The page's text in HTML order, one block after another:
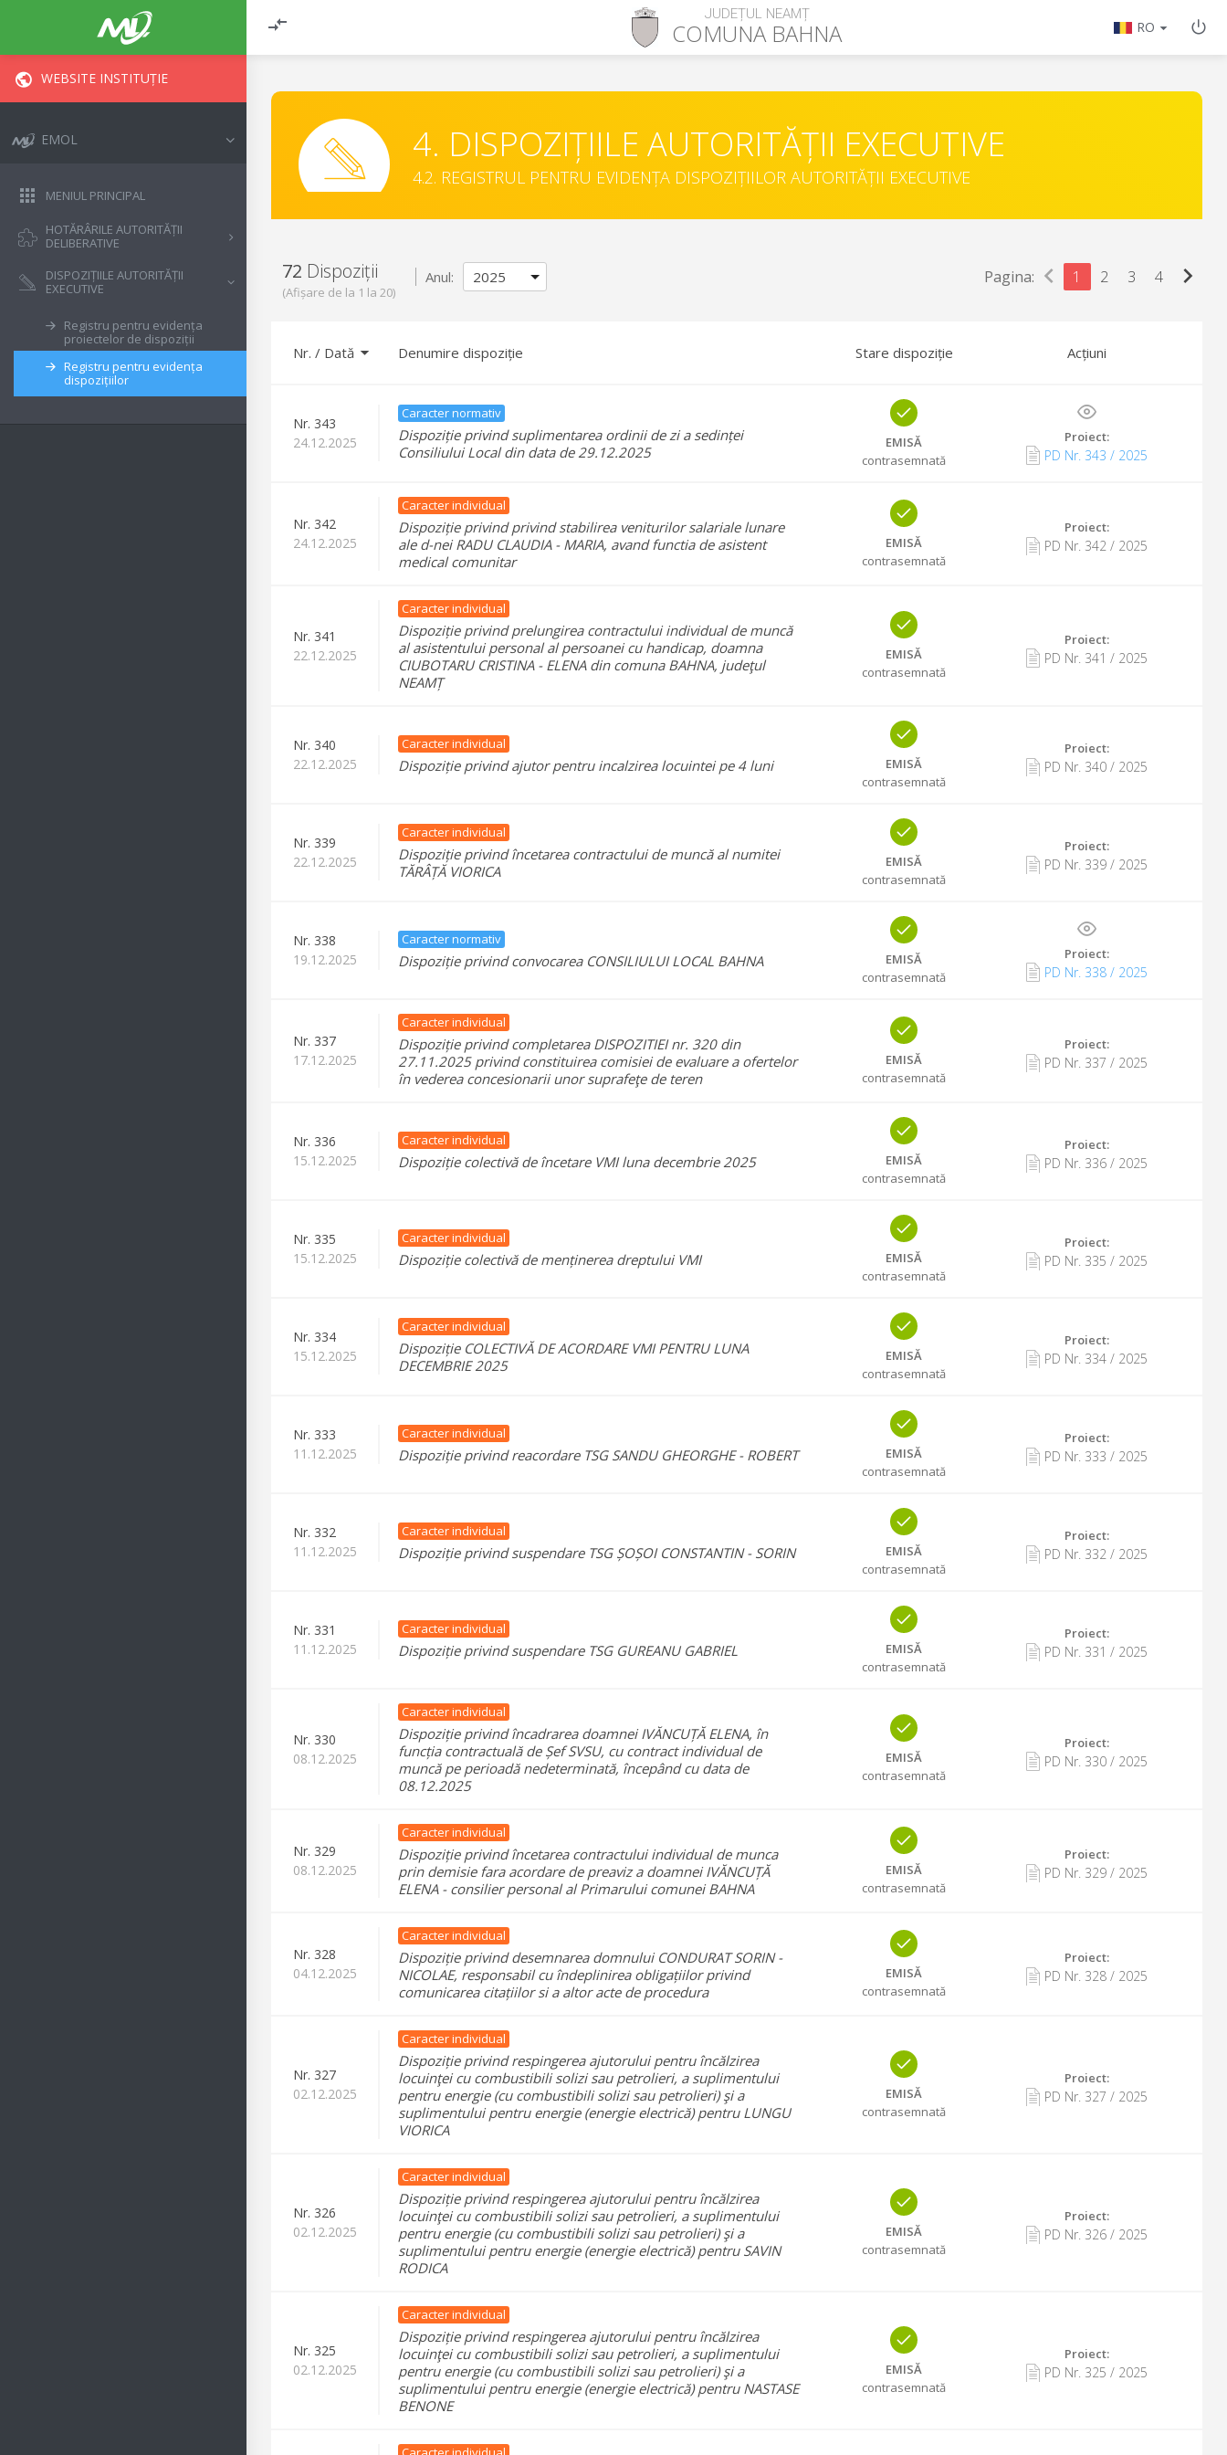
JUDEȚUL NEAMȚ
COMUNA BAHNA RO
WEBSITE INSTITUȚIE
EMOL
MENIUL PRINCIPAL
HOTĂRÂRILE AUTORITĂȚII
DELIBERATIVE
DISPOZIȚIILE AUTORITĂȚII
EXECUTIVE
Registru pentru evidența
proiectelor de dispoziții
Registru pentru evidența
dispozițiilor
4. DISPOZIȚIILE AUTORITĂȚII EXECUTIVE
4.2. REGISTRUL PENTRU EVIDENȚA DISPOZIȚIILOR AUTORITĂȚII EXECUTIVE
72 Dispoziții
(Afișare de la 1 la 20)
Anul: Pagina: chevron_left 1 2 3 4 chevron_right
Nr. / Dată Denumire dispoziție Stare dispoziție Acțiuni
Nr. 343
24.12.2025
Caracter normativ
Dispoziție privind suplimentarea ordinii de zi a sedinței
Consiliului Local din data de 29.12.2025
EMISĂ
contrasemnată
Proiect:
PD Nr. 343 / 2025
Nr. 342
24.12.2025
Caracter individual
Dispoziție privind privind stabilirea veniturilor salariale lunare
ale d-nei RADU CLAUDIA - MARIA, avand functia de asistent
medical comunitar
EMISĂ
contrasemnată
Proiect:
PD Nr. 342/ 2025
Nr. 341
22.12.2025
Caracter individual
Dispoziție privind prelungirea contractului individual de muncă
al asistentului personal al persoanei cu handicap, doamna
CIUBOTARU CRISTINA - ELENA din comuna BAHNA, judeţul
NEAMȚ
EMISĂ
contrasemnată
Proiect:
PD Nr. 341 / 2025
Nr. 340
22.12.2025
Caracter individual
Dispoziție privind ajutor pentru incalzirea locuintei pe 4 luni
EMISĂ
contrasemnată
Proiect:
PD Nr. 340/ 2025
Nr. 339
22.12.2025
Caracter individual
Dispoziție privind încetarea contractului de muncă al numitei
TĂRÂȚĂ VIORICA
EMISĂ
contrasemnată
Proiect:
PD Nr. 339/ 2025
Nr. 338
19.12.2025
Caracter normativ
Dispoziție privind convocarea CONSILIULUI LOCAL BAHNA
EMISĂ
contrasemnată
Proiect:
PD Nr. 338/ 2025
Nr. 337
17.12.2025
Caracter individual
Dispoziție privind completarea DISPOZITIEI nr. 320 din
27.11.2025 privind constituirea comisiei de evaluare a ofertelor
în vederea concesionarii unor suprafeţe de teren
EMISĂ
contrasemnată
Proiect:
PD Nr. 337 / 2025
Nr. 336
15.12.2025
Caracter individual
Dispoziție colectivă de încetare VMI luna decembrie 2025
EMISĂ
contrasemnată
Proiect:
PD Nr. 336/ 2025
Nr. 335
15.12.2025
Caracter individual
Dispoziție colectivă de menținerea dreptului VMI
EMISĂ
contrasemnată
Proiect:
PD Nr. 335 / 2025
Nr. 334
15.12.2025
Caracter individual
Dispoziție COLECTIVĂ DE ACORDARE VMI PENTRU LUNA
DECEMBRIE 2025
EMISĂ
contrasemnată
Proiect:
PD Nr. 334/ 2025
Nr. 333
11.12.2025
Caracter individual
Dispoziție privind reacordare TSG SANDU GHEORGHE - ROBERT
EMISĂ
contrasemnată
Proiect:
PD Nr. 333 / 2025
Nr. 332
11.12.2025
Caracter individual
Dispoziție privind suspendare TSG ȘOȘOI CONSTANTIN - SORIN
EMISĂ
contrasemnată
Proiect:
PD Nr. 332/ 2025
Nr. 331
11.12.2025
Caracter individual
Dispoziție privind suspendare TSG GUREANU GABRIEL
EMISĂ
contrasemnată
Proiect:
PD Nr. 331 / 2025
Nr. 330
08.12.2025
Caracter individual
Dispoziție privind încadrarea doamnei IVĂNCUȚĂ ELENA, în
funcția contractuală de Șef SVSU, cu contract individual de
muncă pe perioadă nedeterminată, începând cu data de
08.12.2025
EMISĂ
contrasemnată
Proiect:
PD Nr. 330/ 2025
Nr. 329
08.12.2025
Caracter individual
Dispoziție privind încetarea contractului individual de munca
prin demisie fara acordare de preaviz a doamnei IVĂNCUȚĂ
ELENA - consilier personal al Primarului comunei BAHNA
EMISĂ
contrasemnată
Proiect:
PD Nr. 329/ 2025
Nr. 328
04.12.2025
Caracter individual
Dispoziție privind desemnarea domnului CONDURAT SORIN -
NICOLAE, responsabil cu îndeplinirea obligațiilor privind
comunicarea citațiilor si a altor acte de procedura
EMISĂ
contrasemnată
Proiect:
PD Nr. 328/ 2025
Nr. 327
02.12.2025
Caracter individual
Dispoziție privind respingerea ajutorului pentru încălzirea
locuinţei cu combustibili solizi sau petrolieri, a suplimentului
pentru energie (cu combustibili solizi sau petrolieri) şi a
suplimentului pentru energie (energie electrică) pentru LUNGU
VIORICA
EMISĂ
contrasemnată
Proiect:
PD Nr. 327 / 2025
Nr. 326
02.12.2025
Caracter individual
Dispoziție privind respingerea ajutorului pentru încălzirea
locuinţei cu combustibili solizi sau petrolieri, a suplimentului
pentru energie (cu combustibili solizi sau petrolieri) şi a
suplimentului pentru energie (energie electrică) pentru SAVIN
RODICA
EMISĂ
contrasemnată
Proiect:
PD Nr. 326/ 2025
Nr. 325
02.12.2025
Caracter individual
Dispoziție privind respingerea ajutorului pentru încălzirea
locuinţei cu combustibili solizi sau petrolieri, a suplimentului
pentru energie (cu combustibili solizi sau petrolieri) şi a
suplimentului pentru energie (energie electrică) pentru NASTASE
BENONE
EMISĂ
contrasemnată
Proiect:
PD Nr. 325 / 2025